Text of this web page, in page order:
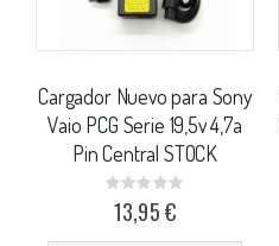
Cargador Nuevo para Sony
Vaio PCG Serie 19,5v 4,7a
Pin Central STOCK
Rating:
0%13,95 €